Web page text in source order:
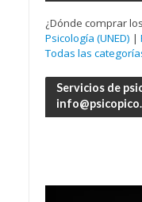
¿Dónde comprar
Psicología (UNED) |
Todas las
Servicios de